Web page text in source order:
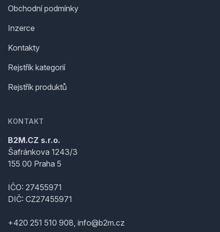
Obchodní podmínky
Inzerce
Kontakty
Rejstřík kategorií
Rejstřík produktů
KONTAKT
B2M.CZ s.r.o.
Šafránkova 1243/3
155 00 Praha 5
IČO: 27455971
DIČ: CZ27455971
+420 251 510 908, info@b2m.cz